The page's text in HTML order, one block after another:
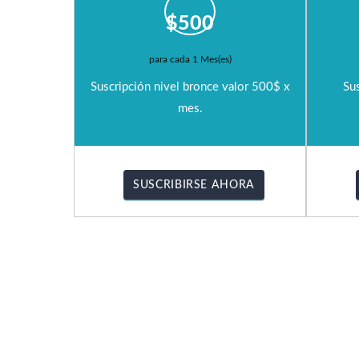
$500
para cada 1 Mes(es)
Suscripción nivel bronce valor 500$ x
mes.